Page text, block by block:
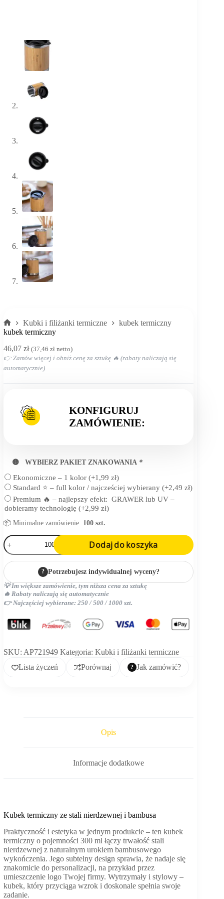
Strona
Kubki i filiżanki termiczne
kubek termiczny
kubek termiczny
46,07 zł (37,46 zł netto)
👉 Zamów więcej i obniż cenę za sztukę 🔥 (rabaty naliczają się
automatycznie)
KONFIGURUJ
ZAMÓWIENIE:
🟡 WYBIERZ PAKIET ZNAKOWANIA *
Ekonomiczne – 1 kolor (+1,99 zł)
Standard ⭐ – full kolor / najcześciej wybierany (+2,49 zł)
Premium 🔥 – najlepszy efekt: GRAWER lub UV –
dobieramy technologię (+2,99 zł)
📦 Minimalne zamówienie: 100 szt.
ilość
kubek
termiczny
Dodaj do koszyka
? Potrzebujesz indywidualnej wyceny?
💡 Im większe zamówienie, tym niższa cena za sztukę
🔥 Rabaty naliczają się automatycznie
👉 Najczęściej wybierane: 250 / 500 / 1000 szt.
SKU: AP721949 Kategoria: Kubki i filiżanki termiczne
Lista życzeń
Porównaj Jak zamówić?
Opis
Informacje dodatkowe
Kubek termiczny ze stali nierdzewnej i bambusa
Praktyczność i estetyka w jednym produkcie – ten kubek
termiczny o pojemności 300 ml łączy trwałość stali
nierdzewnej z naturalnym urokiem bambusowego
wykończenia. Jego subtelny design sprawia, że nadaje się
znakomicie do personalizacji, na przykład przez
umieszczenie logo Twojej firmy. Wytrzymały i stylowy –
kubek, który przyciąga wzrok i doskonale spełnia swoje
zadanie.